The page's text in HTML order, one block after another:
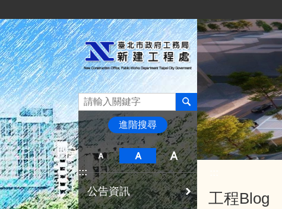
進階搜尋
:::
公告資訊 工程Blog